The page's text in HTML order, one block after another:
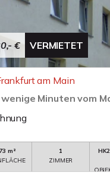
€ VERMIETET
am Main
wenige Minuten vom
m²
1
ZIMMER